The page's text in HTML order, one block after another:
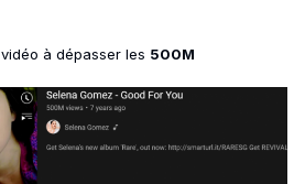
vidéo à dépasser les 500M